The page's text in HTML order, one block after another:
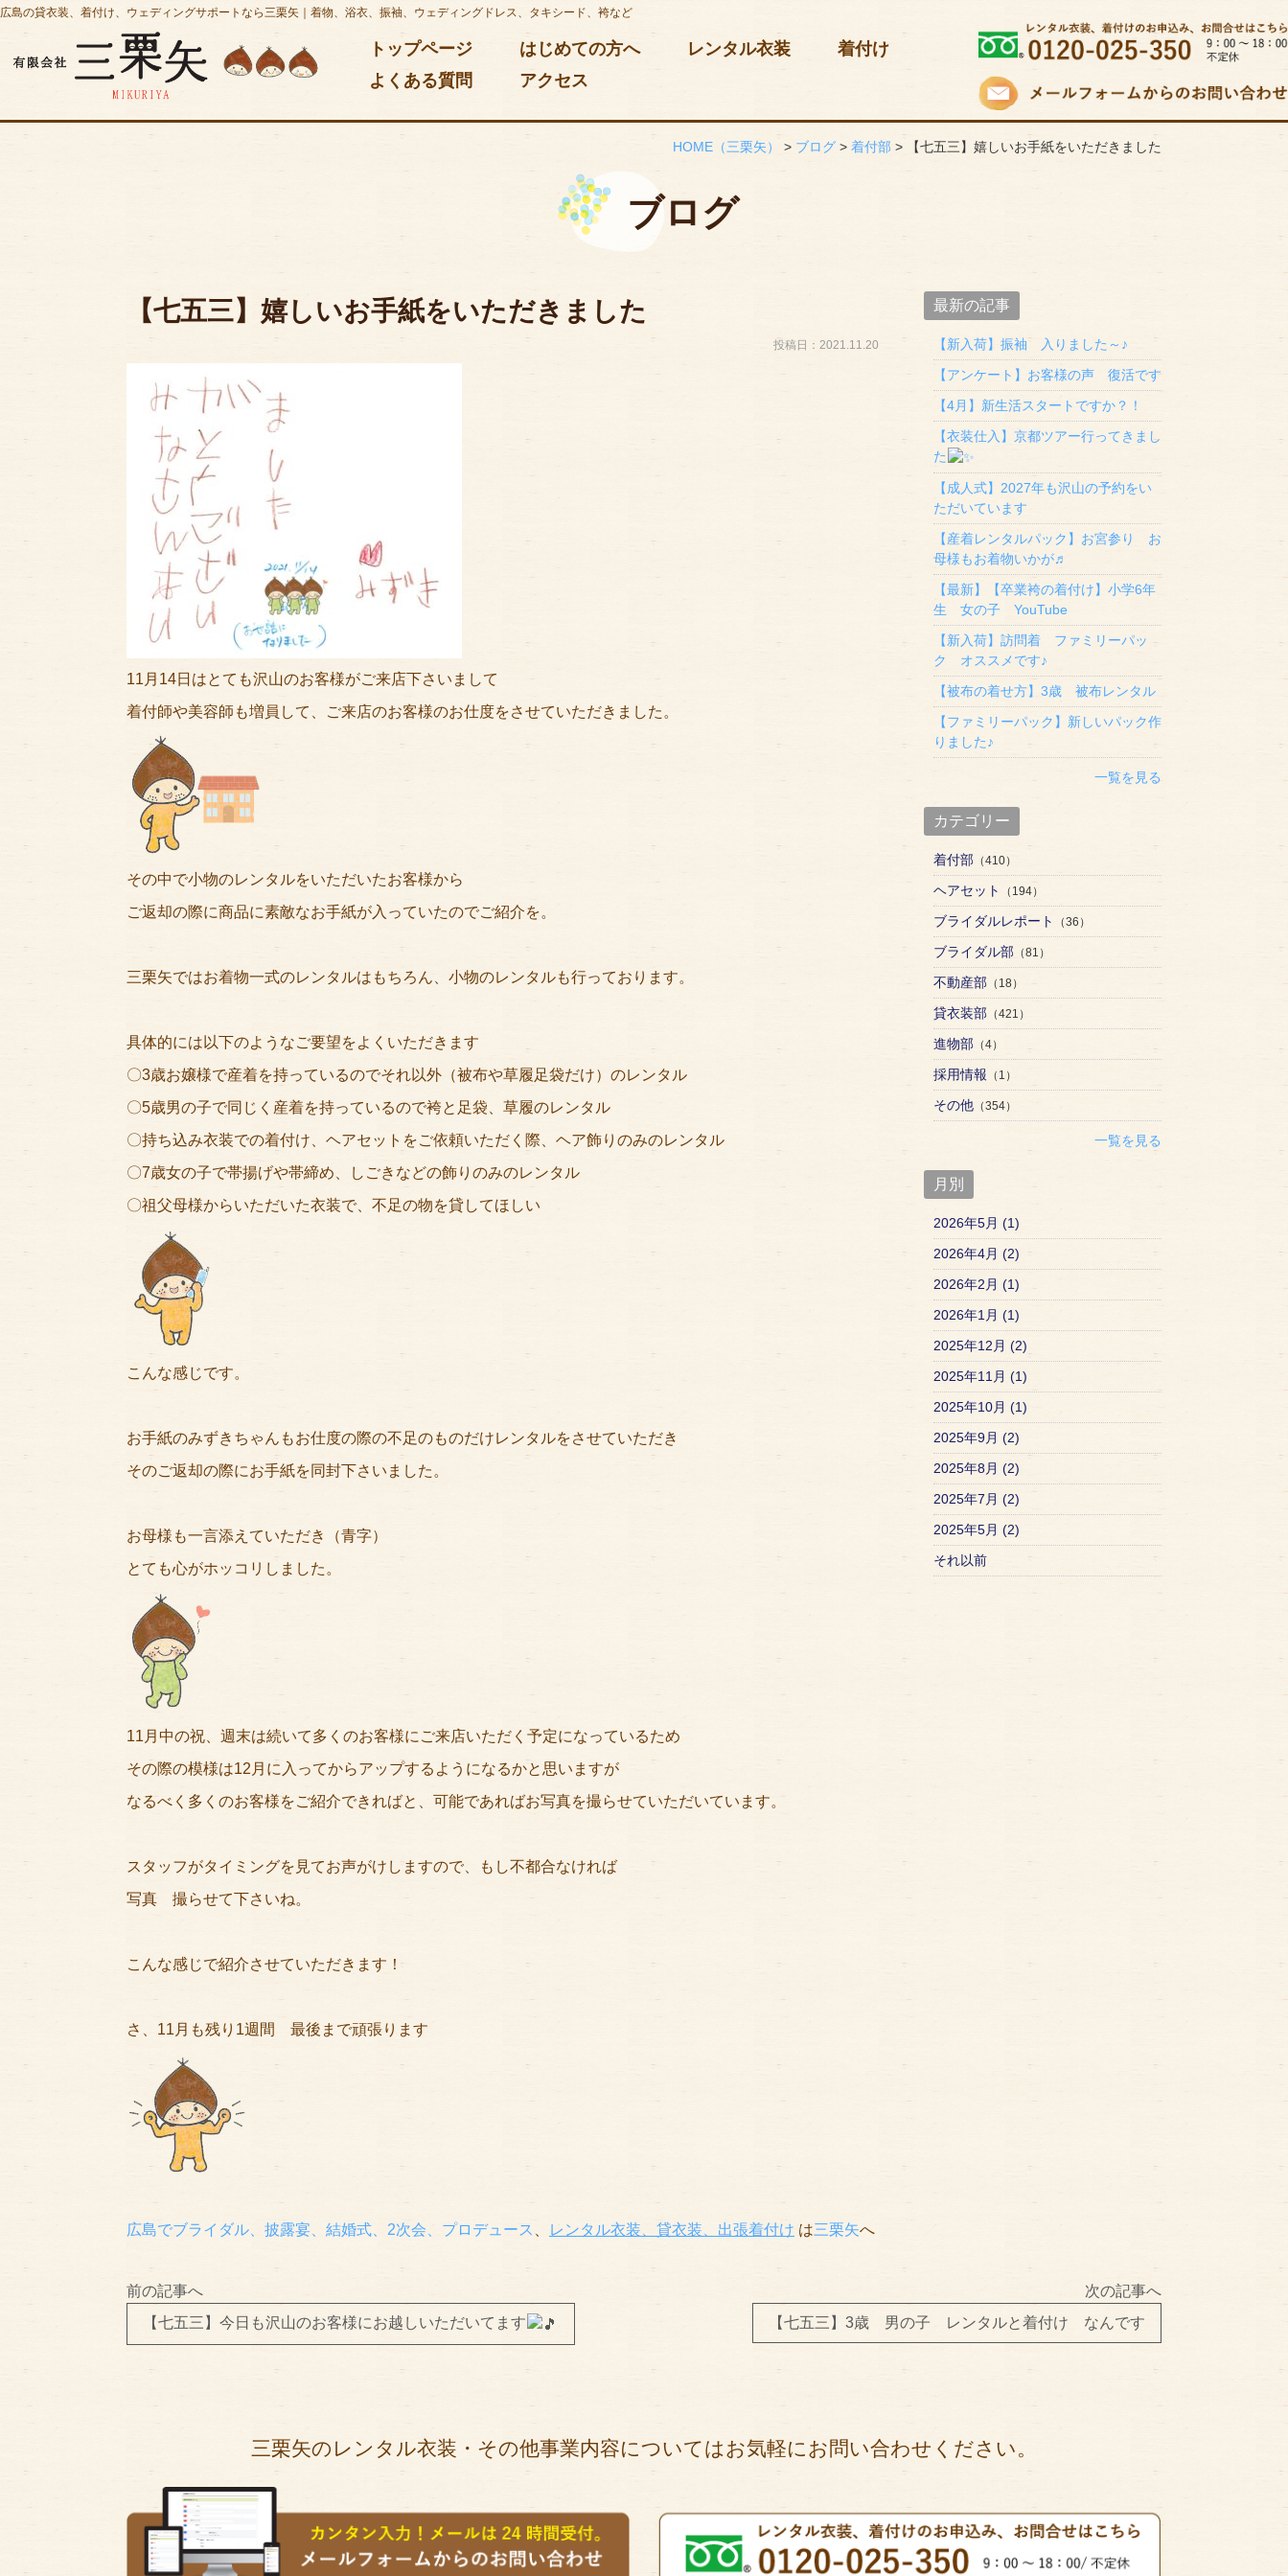
広島の貸衣装、着付け、ウェディングサポートなら三栗矢｜着物、浴衣、振袖、ウェディングドレス、タキシード、袴など
トップページ はじめての方へ レンタル衣装
着付け
よくある質問
アクセス
HOME （三栗矢） > ブログ > 着付部 > 【七五三】嬉しいお手紙をいただきました
ブログ
【七五三】嬉しいお手紙をいただきました
投稿日：2021.11.20
11月14日はとても沢山のお客様がご来店下さいまして
着付師や美容師も増員して、ご来店のお客様のお仕度をさせていただきました。
その中で小物のレンタルをいただいたお客様から
ご返却の際に商品に素敵なお手紙が入っていたのでご紹介を。
三栗矢ではお着物一式のレンタルはもちろん、小物のレンタルも行っております。
具体的には以下のようなご要望をよくいただきます
〇3歳お嬢様で産着を持っているのでそれ以外（被布や草履足袋だけ）のレンタル
〇5歳男の子で同じく産着を持っているので袴と足袋、草履のレンタル
〇持ち込み衣装での着付け、ヘアセットをご依頼いただく際、ヘア飾りのみのレンタル
〇7歳女の子で帯揚げや帯締め、しごきなどの飾りのみのレンタル
〇祖父母様からいただいた衣装で、不足の物を貸してほしい
こんな感じです。
お手紙のみずきちゃんもお仕度の際の不足のものだけレンタルをさせていただき
そのご返却の際にお手紙を同封下さいました。
お母様も一言添えていただき（青字）
とても心がホッコリしました。
11月中の祝、週末は続いて多くのお客様にご来店いただく予定になっているため
その際の模様は12月に入ってからアップするようになるかと思いますが
なるべく多くのお客様をご紹介できればと、可能であればお写真を撮らせていただいています。
スタッフがタイミングを見てお声がけしますので、もし不都合なければ
写真 撮らせて下さいね。
こんな感じで紹介させていただきます！
さ、11月も残り1週間 最後まで頑張ります
広島でブライダル、披露宴、結婚式、2次会、プロデュース レンタル衣装、貸衣装 、出張着付け は三栗矢へ
最新の記事
【新入荷】振袖 入りました～♪
【アンケート】お客様の声 復活です
【4月】新生活スタートですか？！
【衣装仕入】京都ツアー行ってきまし
た
【成人式】2027年も沢山の予約をい
ただいています
【産着レンタルパック】お宮参り お
母様もお着物いかが♬
【最新】【卒業袴の着付け】小学6年
生 女の子 YouTube
【新入荷】訪問着 ファミリーパッ
ク オススメです♪
【被布の着せ方】3歳 被布レンタル
【ファミリーパック】新しいパック作
りました♪
一覧を見る
カテゴリー
着付部（410）
ヘアセット （194）
ブライダルレポート （36）
ブライダル部（81）
不動産部（18）
貸衣装部（421）
進物部（4）
採用情報 （1）
その他（354）
一覧を見る
月別
2026年5月 (1)
2026年4月 (2)
2026年2月 (1)
2026年1月 (1)
2025年12月 (2)
2025年11月 (1)
2025年10月 (1)
2025年9月 (2)
2025年8月 (2)
2025年7月 (2)
2025年5月 (2)
それ以前
前の記事へ
【七五三】今日も沢山のお客様にお越しいただいてます
次の記事へ
【七五三】3歳 男の子 レンタルと着付け なんです
三栗矢のレンタル衣装・その他事業内容についてはお気軽にお問い合わせください。